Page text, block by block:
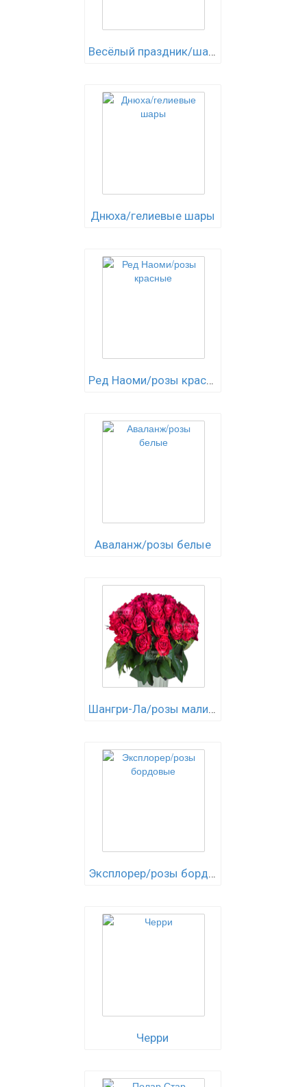
Весёлый праздник/шарики
Днюха/гелиевые шары
Ред Наоми/розы красные
Аваланж/розы белые
Шангри-Ла/розы малиновые
Эксплорер/розы бордовые
Черри